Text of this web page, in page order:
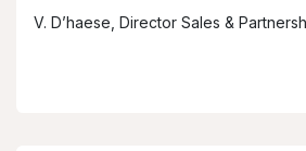
V. D’haese, Director Sales &